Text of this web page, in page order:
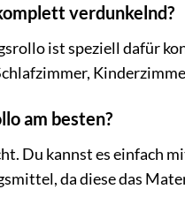
verdunkelnd?
ist speziell dafür
am besten?
Du kannst es einfach
da diese das